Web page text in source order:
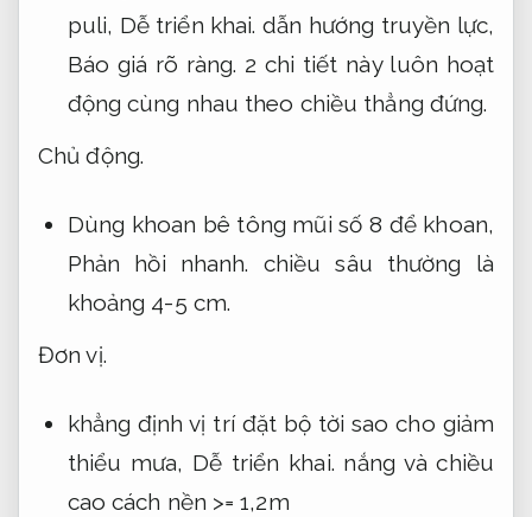
puli, Dễ triển khai. dẫn hướng truyền lực,
Báo giá rõ ràng. 2 chi tiết này luôn hoạt
động cùng nhau theo chiều thẳng đứng.
Chủ động.
Dùng khoan bê tông mũi số 8 để khoan,
Phản hồi nhanh. chiều sâu thường là
khoảng 4-5 cm.
Đơn vị.
khẳng định vị trí đặt bộ tời sao cho giảm
thiểu mưa, Dễ triển khai. nắng và chiều
cao cách nền >= 1,2m